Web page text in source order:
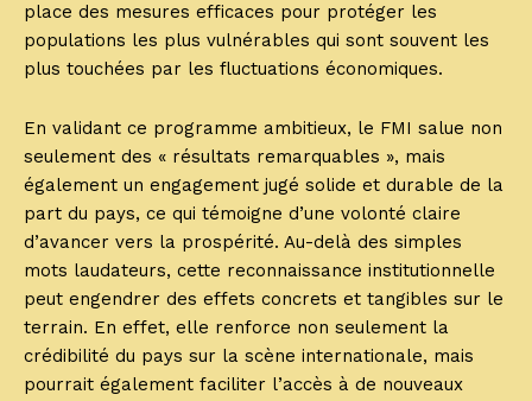
place des mesures efficaces pour protéger les
populations les plus vulnérables qui sont souvent les
plus touchées par les fluctuations économiques.
En validant ce programme ambitieux, le FMI salue non
seulement des « résultats remarquables », mais
également un engagement jugé solide et durable de la
part du pays, ce qui témoigne d’une volonté claire
d’avancer vers la prospérité. Au-delà des simples
mots laudateurs, cette reconnaissance institutionnelle
peut engendrer des effets concrets et tangibles sur le
terrain. En effet, elle renforce non seulement la
crédibilité du pays sur la scène internationale, mais
pourrait également faciliter l’accès à de nouveaux